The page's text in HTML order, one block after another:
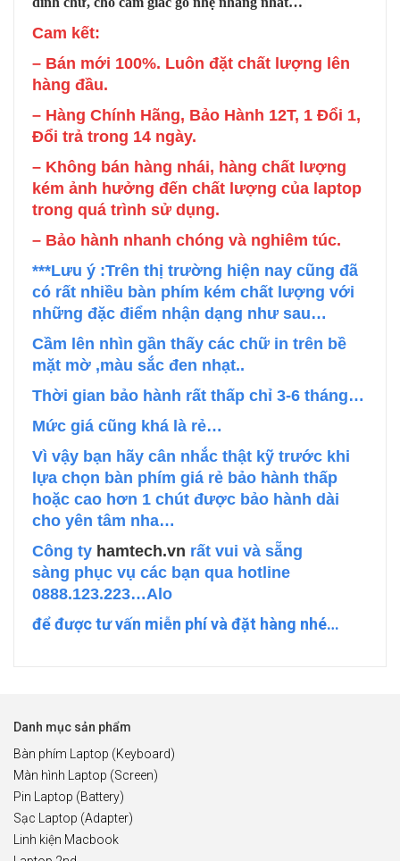
Cam kết:
– Bán mới 100%. Luôn đặt chất lượng lên
hàng đầu.
– Hàng Chính Hãng, Bảo Hành 12T, 1 Đổi 1,
Đổi trả trong 14 ngày.
– Không bán hàng nhái, hàng chất lượng
kém ảnh hưởng đến chất lượng của laptop
trong quá trình sử dụng.
– Bảo hành nhanh chóng và nghiêm túc.
***Lưu ý :Trên thị trường hiện nay cũng đã
có rất nhiều bàn phím kém chất lượng với
những đặc điểm nhận dạng như sau…
Cầm lên nhìn gần thấy các chữ in trên bề
mặt mờ ,màu sắc đen nhạt..
Thời gian bảo hành rất thấp chỉ 3-6 tháng…
Mức giá cũng khá là rẻ…
Vì vậy bạn hãy cân nhắc thật kỹ trước khi
lựa chọn bàn phím giá rẻ bảo hành thấp
hoặc cao hơn 1 chút được bảo hành dài
cho yên tâm nha…
Công ty hamtech.vn rất vui và sẵng
sàng phục vụ các bạn qua hotline
0888.123.223…Alo
để được tư vấn miễn phí và đặt hàng nhé…
Danh mục sản phẩm
Bàn phím Laptop (Keyboard)
Màn hình Laptop (Screen)
Pin Laptop (Battery)
Sạc Laptop (Adapter)
Linh kiện Macbook